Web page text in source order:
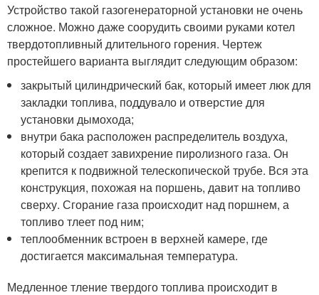
Устройство такой газогенераторной установки не очень
сложное. Можно даже соорудить своими руками котел
твердотопливный длительного горения. Чертеж
простейшего варианта выглядит следующим образом:
закрытый цилиндрический бак, который имеет люк для
закладки топлива, поддувало и отверстие для
установки дымохода;
внутри бака расположен распределитель воздуха,
который создает завихрение пиролизного газа. Он
крепится к подвижной телескопической трубе. Вся эта
конструкция, похожая на поршень, давит на топливо
сверху. Сгорание газа происходит над поршнем, а
топливо тлеет под ним;
теплообменник встроен в верхней камере, где
достигается максимальная температура.
Медленное тление твердого топлива происходит в